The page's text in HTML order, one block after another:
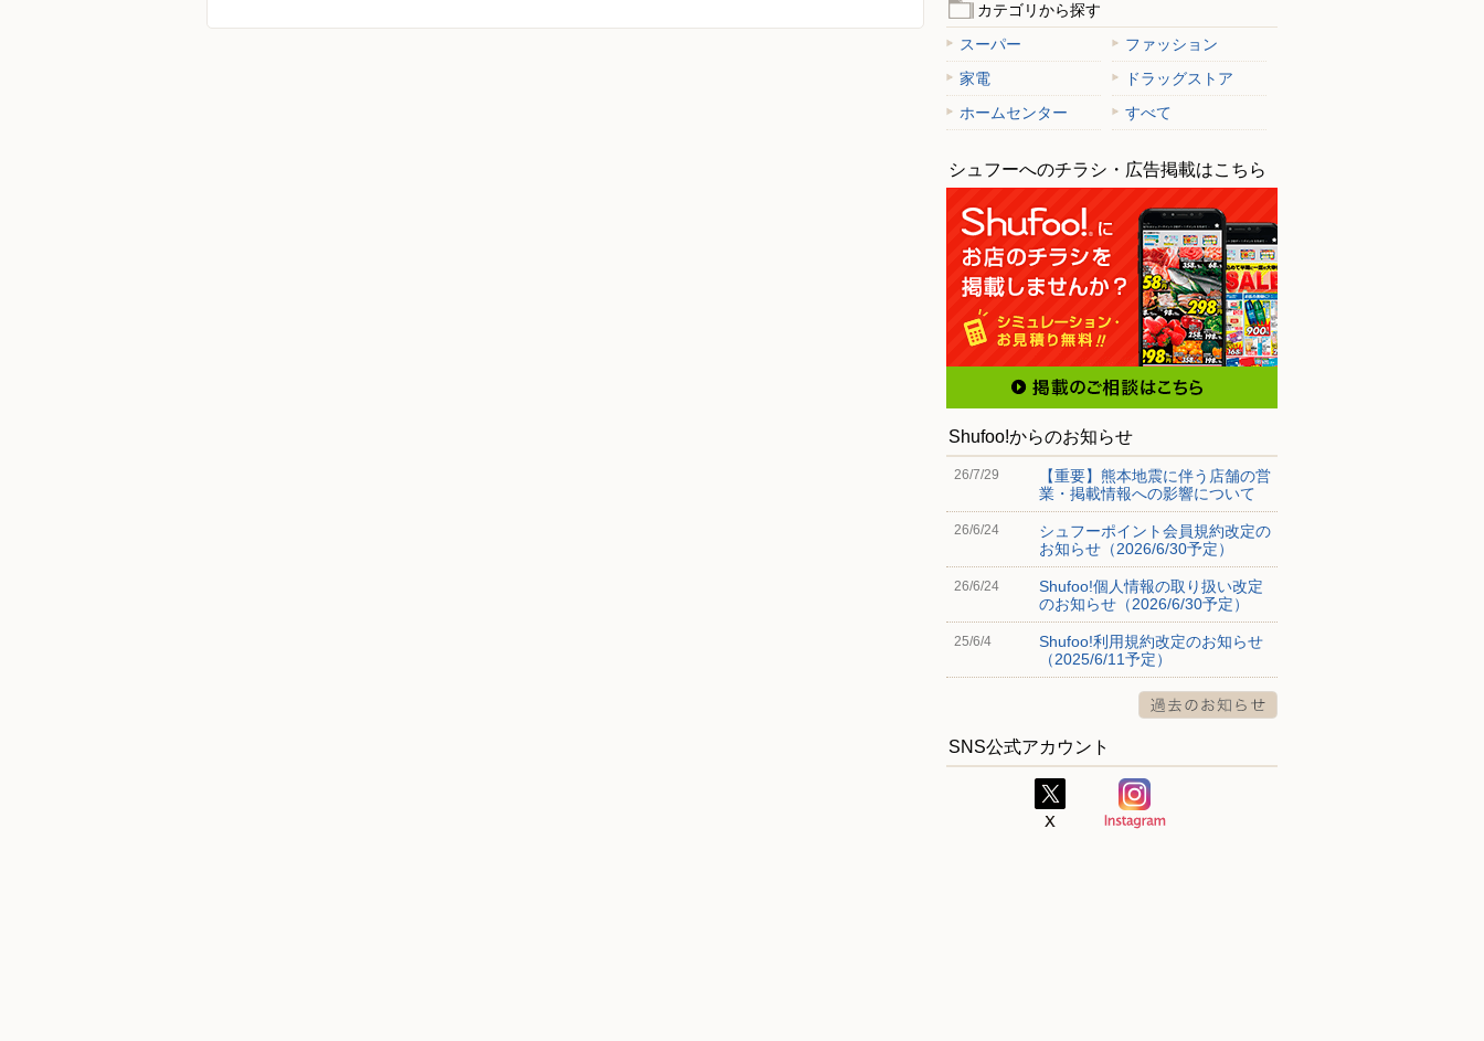
カテゴリから探す
スーパー
ファッション
家電
ドラッグストア
ホームセンター
すべて
シュフーへのチラシ・広告掲載はこちら
Shufoo!からのお知らせ
26/7/29
【重要】熊本地震に伴う店舗の営
業・掲載情報への影響について
26/6/24
シュフーポイント会員規約改定の
お知らせ（2026/6/30予定）
26/6/24
Shufoo!個人情報の取り扱い改定
のお知らせ（2026/6/30予定）
25/6/4
Shufoo!利用規約改定のお知らせ
（2025/6/11予定）
SNS公式アカウント